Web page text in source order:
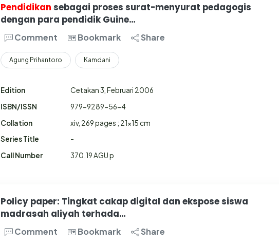
Pendidikan sebagai proses surat-menyurat pedagogis
dengan para pendidik Guine…
Comment Bookmark Share
Agung Prihantoro Kamdani
Edition
Cetakan 3, Februari 2006
ISBN/ISSN
979-9289-56-4
Collation
xiv, 269 pages ; 21x15 cm
Series Title
-
Call Number
370.19 AGU p
Policy paper: Tingkat cakap digital dan ekspose siswa
madrasah aliyah terhada…
Comment Bookmark Share